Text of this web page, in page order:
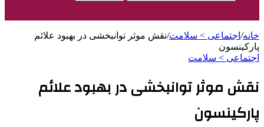
خانه/ اجتماعی > سلامت/نقش موثر توانبخشی در بهبود علائم
پارکینسون
اجتماعی > سلامت
نقش موثر توانبخشی در بهبود علائم
پارکینسون